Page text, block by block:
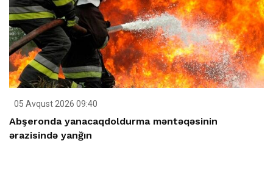
05 Avqust 2026 09:40
Abşeronda yanacaqdoldurma məntəqəsinin
ərazisində yanğın